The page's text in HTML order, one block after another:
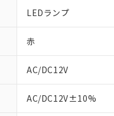
LEDランプ
赤
AC/DC12V
AC/DC12V±10%
※1 対応状況